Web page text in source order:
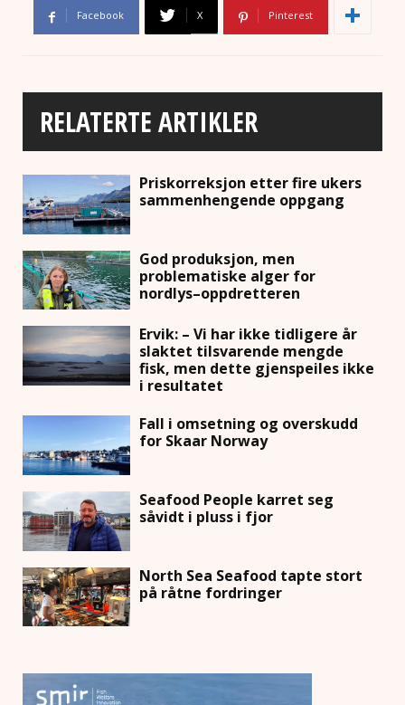
Facebook X Pinterest
RELATERTE ARTIKLER
Priskorreksjon etter fire ukers
sammenhengende oppgang
God produksjon, men
problematiske alger for
nordlys–oppdretteren
Ervik: – Vi har ikke tidligere år
slaktet tilsvarende mengde
fisk, men dette gjenspeiles ikke
i resultatet
Fall i omsetning og overskudd
for Skaar Norway
Seafood People karret seg
såvidt i pluss i fjor
North Sea Seafood tapte stort
på råtne fordringer